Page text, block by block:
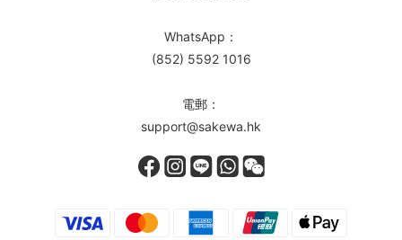
WhatsApp：
(852) 5592 1016
電郵：
support@sakewa.hk